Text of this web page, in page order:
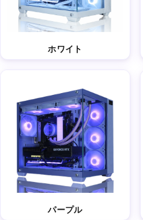
ホワイト
パープル